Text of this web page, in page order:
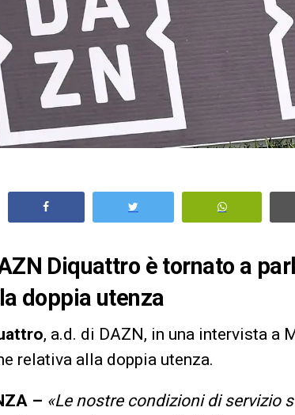
Diquattro è tornato a
doppia utenza
, a.d. di DAZN, in una intervista a
relativa alla doppia utenza.
– «Le nostre condizioni di servizio